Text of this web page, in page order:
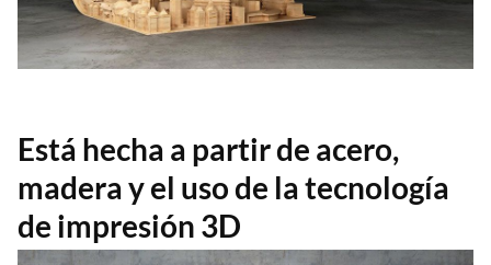
Está hecha a partir de acero,
madera y el uso de la tecnología
de impresión 3D